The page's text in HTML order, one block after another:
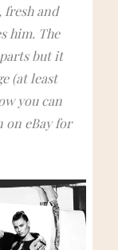
and
him. The
but it
(at least
you can
on eBay for